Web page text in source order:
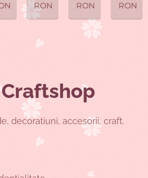
RON
RON
RON
decoratiuni, accesorii, craft.